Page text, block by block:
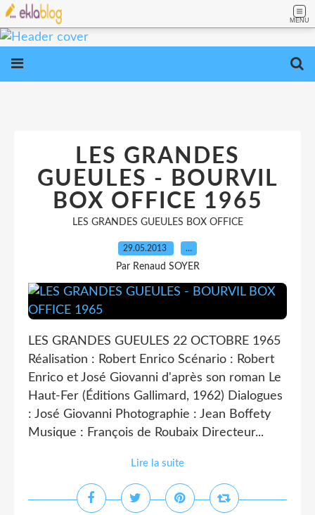
MENU
LES GRANDES
GUEULES - BOURVIL
BOX OFFICE 1965
LES GRANDES GUEULES BOX OFFICE
29.05.2013 …
Par Renaud SOYER
LES GRANDES GUEULES 22 OCTOBRE 1965
Réalisation : Robert Enrico Scénario : Robert
Enrico et José Giovanni d'après son roman Le
Haut-Fer (Éditions Gallimard, 1962) Dialogues
: José Giovanni Photographie : Jean Boffety
Musique : François de Roubaix Directeur...
Lire la suite